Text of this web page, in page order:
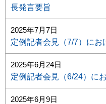
長発言要旨
2025年7月7日
定例記者会見（7/7）にお
2025年6月24日
定例記者会見（6/24）に
2025年6月9日